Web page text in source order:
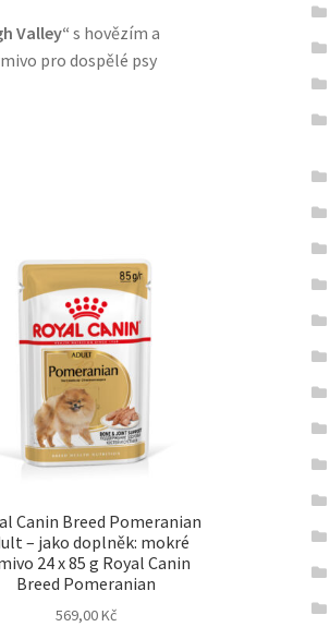
Valley“s hovězím a
pro dospělé psy
Canin Breed Pomeranian
– jako doplněk: mokré
24 x 85 g Royal Canin
Breed Pomeranian
569,00Kč